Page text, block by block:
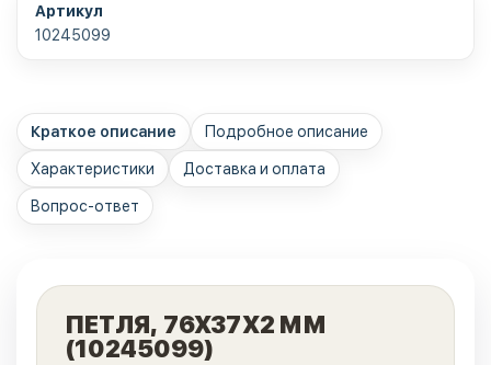
Артикул
10245099
Краткое описание Подробное описание
Характеристики Доставка и оплата
Вопрос-ответ
ПЕТЛЯ, 76Х37Х2 ММ
(10245099)